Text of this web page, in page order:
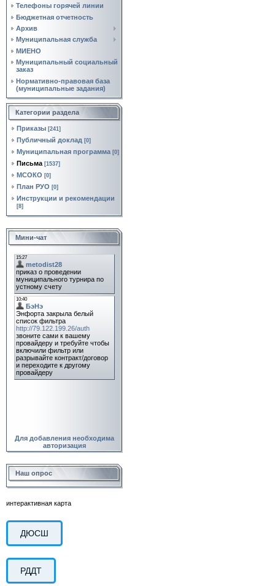
Телефоны горячей линии
Бюджетная отчетность
Архив
Муниципальная служба
МИЕНО
Муниципальный социальный
заказ
Нормативно‑правовая база
(муниципальные задания)
Категории раздела
Приказы [241]
Публичный доклад [0]
Муниципальная программа [0]
Письма [1537]
МСОКО [0]
План РУО [0]
Инструкции и рекомендации
[8]
Мини-чат
Для добавления необходима
авторизация
Наш опрос
интерактивная карта
ДЮСШ
РДДТ